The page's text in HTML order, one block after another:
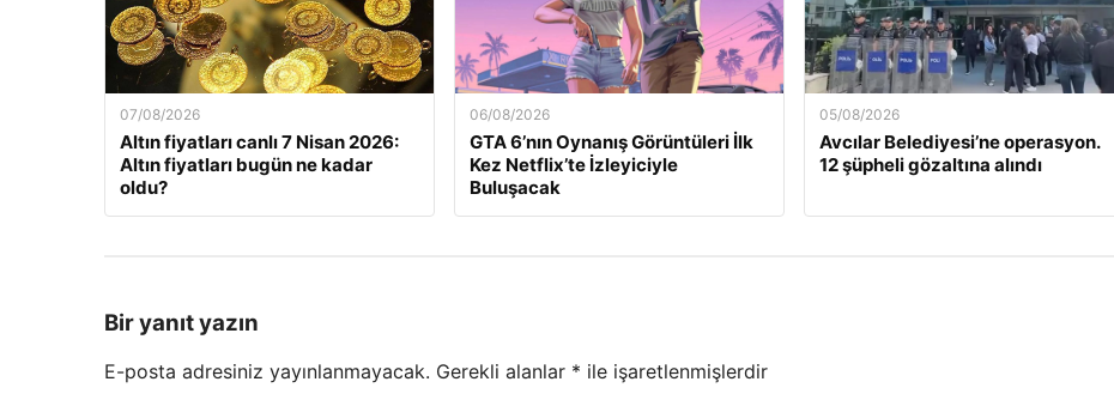
07/08/2026
Altın fiyatları canlı 7 Nisan 2026:
Altın fiyatları bugün ne kadar
oldu?
06/08/2026
GTA 6’nın Oynanış Görüntüleri İlk
Kez Netflix’te İzleyiciyle
Buluşacak
05/08/2026
Avcılar Belediyesi’ne operasyon.
12 şüpheli gözaltına alındı
Bir yanıt yazın
E-posta adresiniz yayınlanmayacak. Gerekli alanlar * ile işaretlenmişlerdir